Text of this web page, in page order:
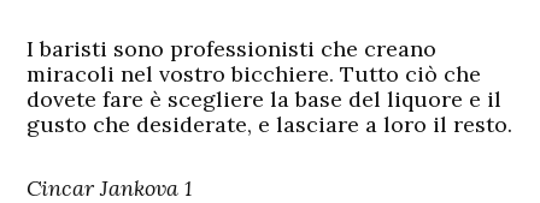
I baristi sono professionisti che creano
miracoli nel vostro bicchiere. Tutto ciò che
dovete fare è scegliere la base del liquore e il
gusto che desiderate, e lasciare a loro il resto.
Cincar Jankova 1